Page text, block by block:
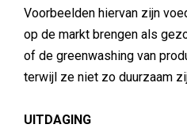
Voorbeelden hiervan zijn
op de markt brengen als
of de greenwashing van
terwijl ze niet zo duurzaam
UITDAGING